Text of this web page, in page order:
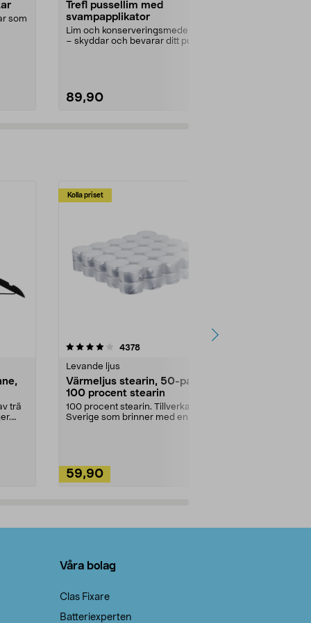
som
Trefl pussellim med
svampapplikator
Lim och konserveringsmedel i ett
– skyddar och bevarar ditt pussel.
89,90
trä
Kolla priset
4378recensioner
Levande ljus
Värmeljus stearin, 50-pack,
100 procent stearin
100 procent stearin. Tillverkade i
Sverige som brinner med en
59,90
4.5av 5 stjärnor
Våra bolag
Clas Fixare
Batteriexperten